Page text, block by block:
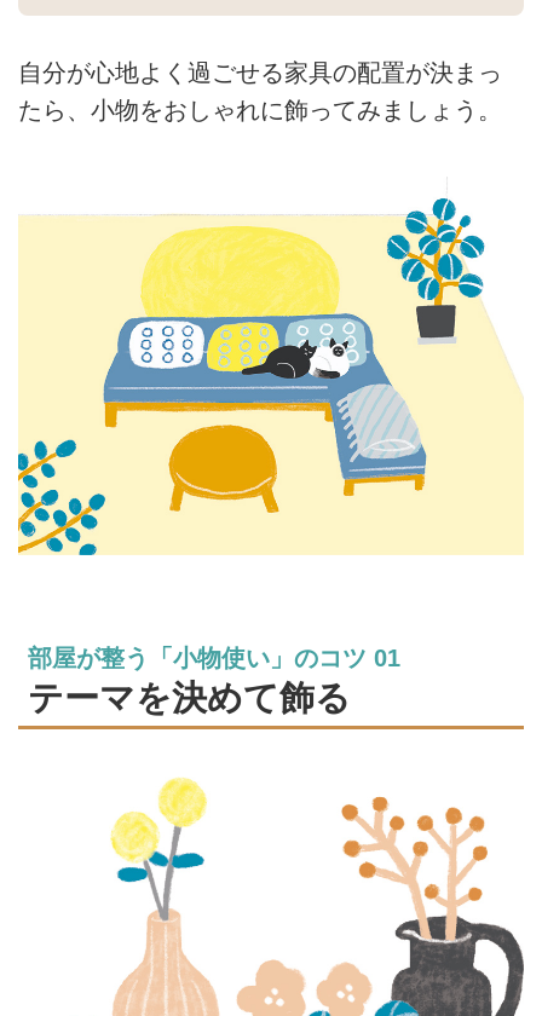
自分が心地よく過ごせる家具の配置が決まっ
たら、小物をおしゃれに飾ってみましょう。
部屋が整う「小物使い」のコツ 01
テーマを決めて飾る